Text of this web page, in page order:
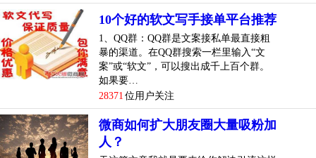
10个好的软文写手接单平台推荐
1、QQ群：QQ群是文案接私单最直接粗
暴的渠道。在QQ群搜索一栏里输入“文
案”或“软文”，可以搜出成千上百个群。
如果要…
28371 位用户关注
微商如何扩大朋友圈大量吸粉加
人？